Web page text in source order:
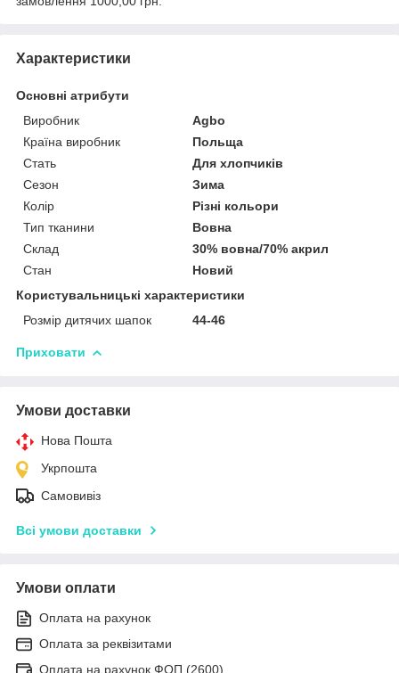
Характеристики
Основні атрибути
Виробник
Agbo
Країна виробник
Польща
Стать
Для хлопчиків
Сезон
Зима
Колір
Різні кольори
Тип тканини
Вовна
Склад
30% вовна/70% акрил
Стан
Новий
Користувальницькі характеристики
Розмір дитячих шапок
44-46
Приховати
Умови доставки
Нова Пошта
Укрпошта
Самовивіз
Всі умови доставки
Умови оплати
Оплата на рахунок
Оплата за реквізитами
Оплата на рахунок ФОП (2600)